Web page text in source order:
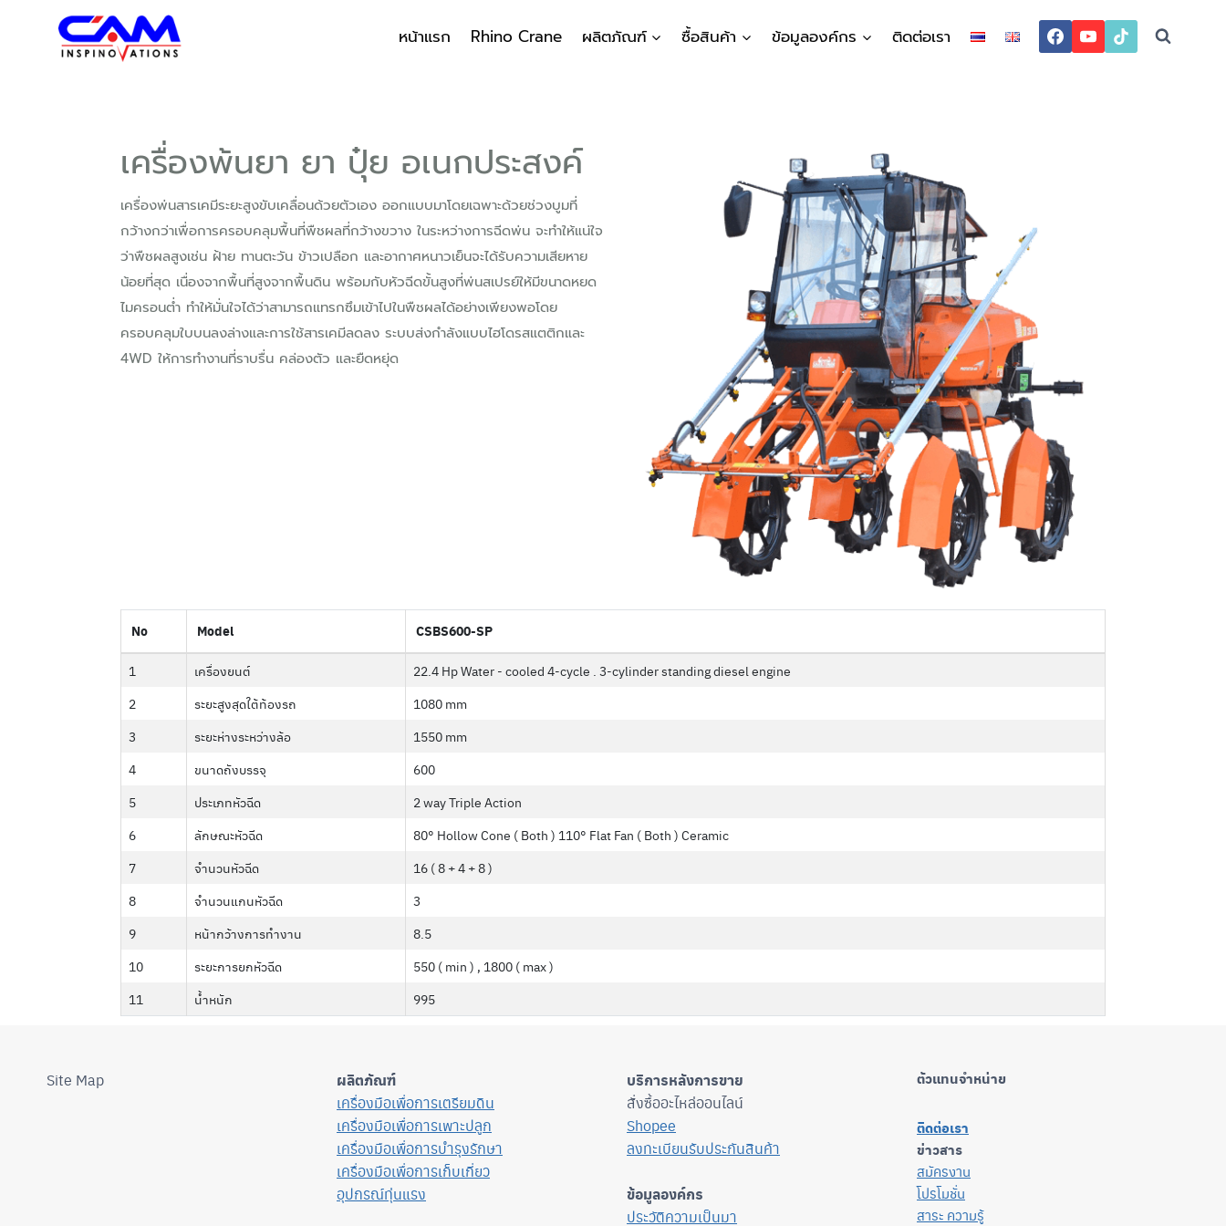
หน้าแรก Rhino Crane ผลิตภัณฑ์ ซื้อสินค้า ข้อมูลองค์กร ติดต่อเรา
เครื่องพ้นยา ยา ปุ๋ย อเนกประสงค์
เครื่องพ่นสารเคมีระยะสูงขับเคลื่อนด้วยตัวเอง ออกแบบมาโดยเฉพาะด้วยช่วงบูมที่
กว้างกว่าเพื่อการครอบคลุมพื้นที่พืชผลที่กว้างขวาง ในระหว่างการฉีดพ่น จะทำให้แน่ใจ
ว่าพืชผลสูงเช่น ฝ้าย ทานตะวัน ข้าวเปลือก และอากาศหนาวเย็นจะได้รับความเสียหาย
น้อยที่สุด เนื่องจากพื้นที่สูงจากพื้นดิน พร้อมกับหัวฉีดขั้นสูงที่พ่นสเปรย์ให้มีขนาดหยด
ไมครอนต่ำ ทำให้มั่นใจได้ว่าสามารถแทรกซึมเข้าไปในพืชผลได้อย่างเพียงพอโดย
ครอบคลุมใบบนลงล่างและการใช้สารเคมีลดลง ระบบส่งกำลังแบบไฮโดรสแตติกและ
4WD ให้การทำงานที่ราบรื่น คล่องตัว และยืดหยุ่ด
No Model CSBS600-SP
1 เครื่องยนต์
22.4 Hp Water - cooled 4-cycle . 3-cylinder standing diesel engine
2
ระยะสูงสุดใต้ท้องรถ
1080 mm
3
ระยะห่างระหว่างล้อ
1550 mm
4
ขนาดถังบรรจุ
600
5
ประเภทหัวฉีด
2 way Triple Action
6
ลักษณะหัวฉีด
80° Hollow Cone ( Both ) 110° Flat Fan ( Both ) Ceramic
7
จำนวนหัวฉีด
16 ( 8 + 4 + 8 )
8
จำนวนแกนหัวฉีด
3
9
หน้ากว้างการทำงาน
8.5
10
ระยะการยกหัวฉีด
550 ( min ) , 1800 ( max )
11
น้ำหนัก 995
Site Map
ผลิตภัณฑ์
เครื่องมือเพื่อการเตรียมดิน
เครื่องมือเพื่อการเพาะปลูก
เครื่องมือเพื่อการบำรุงรักษา
เครื่องมือเพื่อการเก็บเกี่ยว
อุปกรณ์ทุ่นแรง
บริการหลังการขาย
สั่งซื้ออะไหล่ออนไลน์
Shopee
ลงทะเบียนรับประกันสินค้า
ข้อมูลองค์กร
ประวัติความเป็นมา
ตัวแทนจำหน่าย
ติดต่อเรา
ข่าวสาร
สมัครงาน
โปรโมชั่น
สาระ ความรู้